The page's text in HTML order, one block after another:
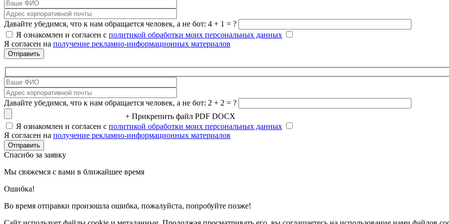
Давайте убедимся, что к нам обращается человек, а не бот: 4 + 1 = ?
Я ознакомлен и согласен с политикой обработки моих персональных данных
Я согласен на получение рекламно-информационных материалов
Давайте убедимся, что к нам обращается человек, а не бот: 2 + 2 = ?
+ Прикрепить файл PDF DOCX
Я ознакомлен и согласен с политикой обработки моих персональных данных
Я согласен на получение рекламно-информационных материалов
Спасибо за заявку
Мы свяжемся с вами в ближайшее время
Ошибка!
Во время отправки произошла ошибка, пожалуйста, попробуйте позже!